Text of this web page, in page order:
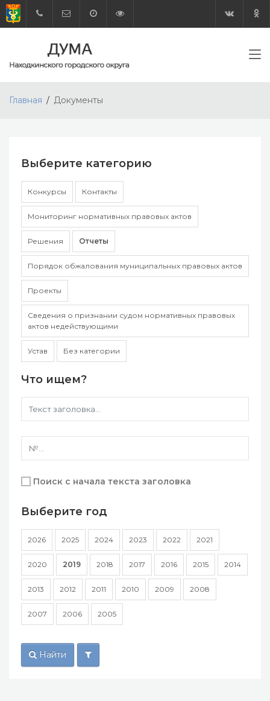
Главная Документы
Выберите категорию
Конкурсы Контакты
Мониторинг нормативных правовых актов
Решения Отчеты
Порядок обжалования муниципальных правовых актов
Проекты
Сведения о признании судом нормативных правовых
актов недействующими
Устав Без категории
Что ищем?
Поиск с начала текста заголовка
Выберите год
2026 2025 2024 2023 2022 2021
2020 2019 2018 2017 2016 2015 2014
2013 2012 2011 2010 2009 2008
2007 2006 2005
Найти